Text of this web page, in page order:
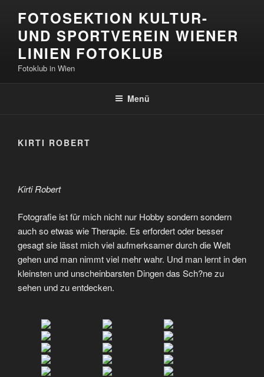
springen
FOTOSEKTION KULTUR-
UND SPORTVEREIN WIENER
LINIEN FOTOKLUB
Fotoklub in Wien
Menü
KIRTI ROBERT
Kirti Robert
Fotografie ist für mich nicht nur Hobby sondern sondern
auch so etwas wie Therapie. Es erfordert oder besser
gesagt sie lässt mich viel aufmerksamer durch die Welt
gehen und man nimmt viel mehr wahr. Und man lernt in den
kleinsten und unscheinbarsten Dingen das Sch?ne zu
sehen und zu entdecken.